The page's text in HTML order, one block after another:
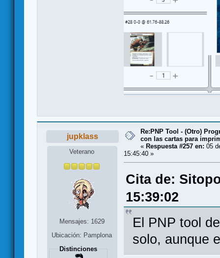
jupklass
Veterano
Mensajes: 1629
Ubicación: Pamplona
Distinciones
Re:PNP Tool - (Otro)
con las cartas para
« Respuesta #257 en: 05
15:45:40 »
Cita de:
15:39:02
El PNP tool
solo, aunque